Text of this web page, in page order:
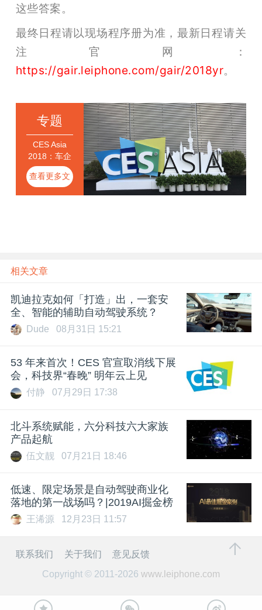
这些答案。
最终日程请以现场程序册为准，最新日程请关
注官网：
https://gair.leiphone.com/gair/2018yr。
专题
CES Asia
2018：车企
和AI厂商的
狂欢
查看更多文
章
相关文章
凯迪拉克如何「打造」出，一套安
全、智能的辅助自动驾驶系统？
Dude 08月31日 15:21
53 年来首次！CES 官宣取消线下展
会，科技界“春晚” 明年云上见
付静 07月29日 17:38
北斗系统赋能，六分科技六大家族
产品起航
伍文靓 07月21日 18:46
低速、限定场景是自动驾驶商业化
落地的第一战场吗？|2019AI掘金榜
王浠源 12月23日 11:57
联系我们 关于我们
意见反馈
Copyright © 2011-2026 www.leiphone.com